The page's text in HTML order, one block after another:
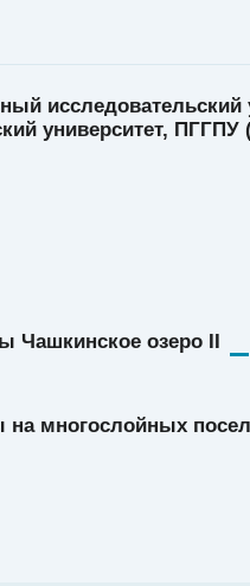
исследовательский
университет,
Чашкинское озеро II
на многослойных